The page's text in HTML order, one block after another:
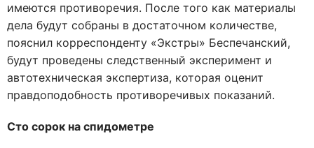
имеются противоречия. После того как материалы
дела будут собраны в достаточном количестве,
пояснил корреспонденту «Экстры» Беспечанский,
будут проведены следственный эксперимент и
автотехническая экспертиза, которая оценит
правдоподобность противоречивых показаний.
Сто сорок на спидометре